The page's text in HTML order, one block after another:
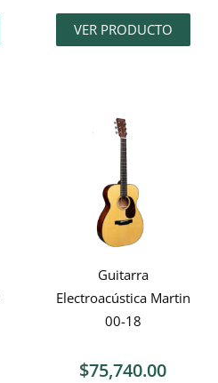
VER PRODUCTO
Guitarra
Electroacústica Martin
00-18
$75,740.00